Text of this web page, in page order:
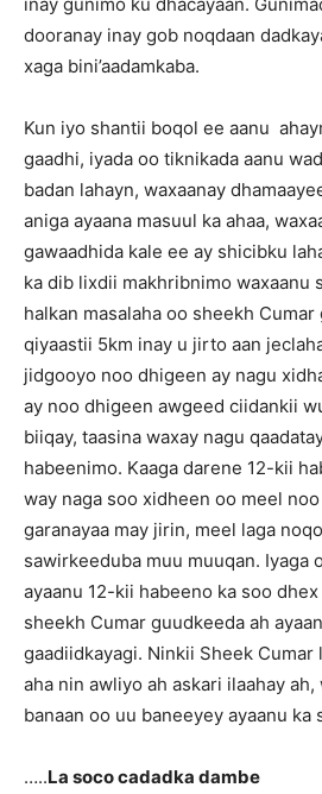
dooranay inay gob noqdaan
xaga bini’aadamkaba.
Kun iyo shantii boqol ee aanu
gaadhi, iyada oo tiknikada aanu
badan lahayn, waxaanay
aniga ayaana masuul ka ahaa,
gawaadhida kale ee ay shicibku
ka dib lixdii makhribnimo waxaanu
halkan masalaha oo sheekh
qiyaastii 5km inay u jirto aan
jidgooyo noo dhigeen ay nagu
ay noo dhigeen awgeed ciidankii
biiqay, taasina waxay nagu
habeenimo. Kaaga darene 12-kii
way naga soo xidheen oo meel
garanayaa may jirin, meel laga
sawirkeeduba muu muuqan. Iyaga
ayaanu 12-kii habeeno ka soo
sheekh Cumar guudkeeda ah
gaadiidkayagi. Ninkii Sheek Cumar
aha nin awliyo ah askari ilaahay
banaan oo uu baneeyey ayaanu ka
…..La soco cadadka dambe